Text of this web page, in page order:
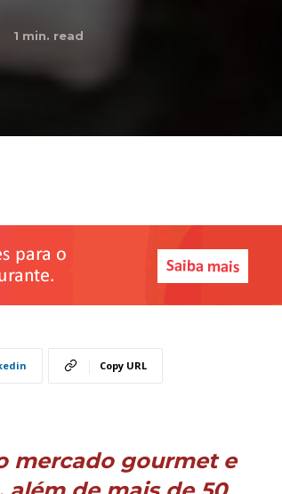
1 min. read
Copy URL
mercado gourmet e